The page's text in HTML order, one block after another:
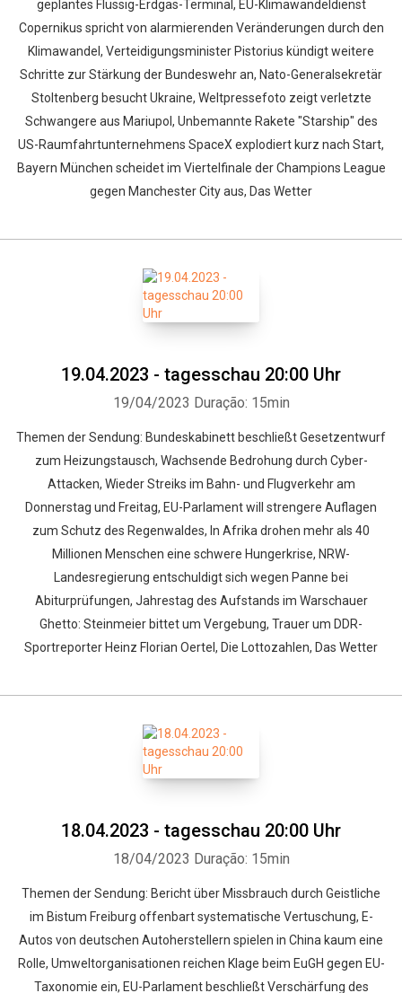
geplantes Flüssig-Erdgas-Terminal, EU-Klimawandeldienst
Copernikus spricht von alarmierenden Veränderungen durch den
Klimawandel, Verteidigungsminister Pistorius kündigt weitere
Schritte zur Stärkung der Bundeswehr an, Nato-Generalsekretär
Stoltenberg besucht Ukraine, Weltpressefoto zeigt verletzte
Schwangere aus Mariupol, Unbemannte Rakete "Starship" des
US-Raumfahrtunternehmens SpaceX explodiert kurz nach Start,
Bayern München scheidet im Viertelfinale der Champions League
gegen Manchester City aus, Das Wetter
19.04.2023 - tagesschau 20:00 Uhr
19/04/2023 Duração: 15min
Themen der Sendung: Bundeskabinett beschließt Gesetzentwurf
zum Heizungstausch, Wachsende Bedrohung durch Cyber-
Attacken, Wieder Streiks im Bahn- und Flugverkehr am
Donnerstag und Freitag, EU-Parlament will strengere Auflagen
zum Schutz des Regenwaldes, In Afrika drohen mehr als 40
Millionen Menschen eine schwere Hungerkrise, NRW-
Landesregierung entschuldigt sich wegen Panne bei
Abiturprüfungen, Jahrestag des Aufstands im Warschauer
Ghetto: Steinmeier bittet um Vergebung, Trauer um DDR-
Sportreporter Heinz Florian Oertel, Die Lottozahlen, Das Wetter
18.04.2023 - tagesschau 20:00 Uhr
18/04/2023 Duração: 15min
Themen der Sendung: Bericht über Missbrauch durch Geistliche
im Bistum Freiburg offenbart systematische Vertuschung, E-
Autos von deutschen Autoherstellern spielen in China kaum eine
Rolle, Umweltorganisationen reichen Klage beim EuGH gegen EU-
Taxonomie ein, EU-Parlament beschließt Verschärfung des